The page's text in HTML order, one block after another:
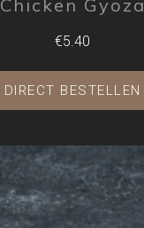
Chicken Gyoza
€5.40
DIRECT BESTELLEN